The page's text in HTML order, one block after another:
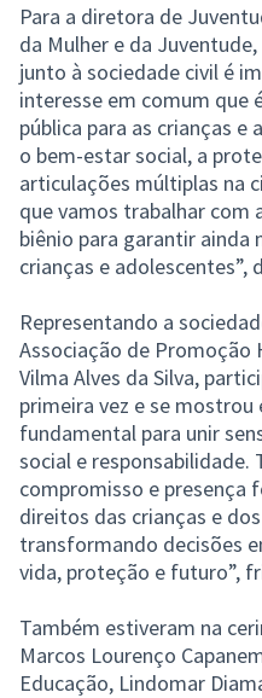
Para a diretora de
da Mulher e da
junto à sociedade civil é
interesse em comum que
pública para as crianças
o bem-estar social, a
articulações múltiplas na
que vamos trabalhar com
biênio para garantir ainda
crianças e adolescentes”,
Representando a
Associação de Promoção
Vilma Alves da Silva,
primeira vez e se mostrou
fundamental para unir
social e responsabilidade.
compromisso e presença
direitos das crianças e
transformando decisões
vida, proteção e futuro”,
Também estiveram na
Marcos Lourenço
Educação, Lindomar